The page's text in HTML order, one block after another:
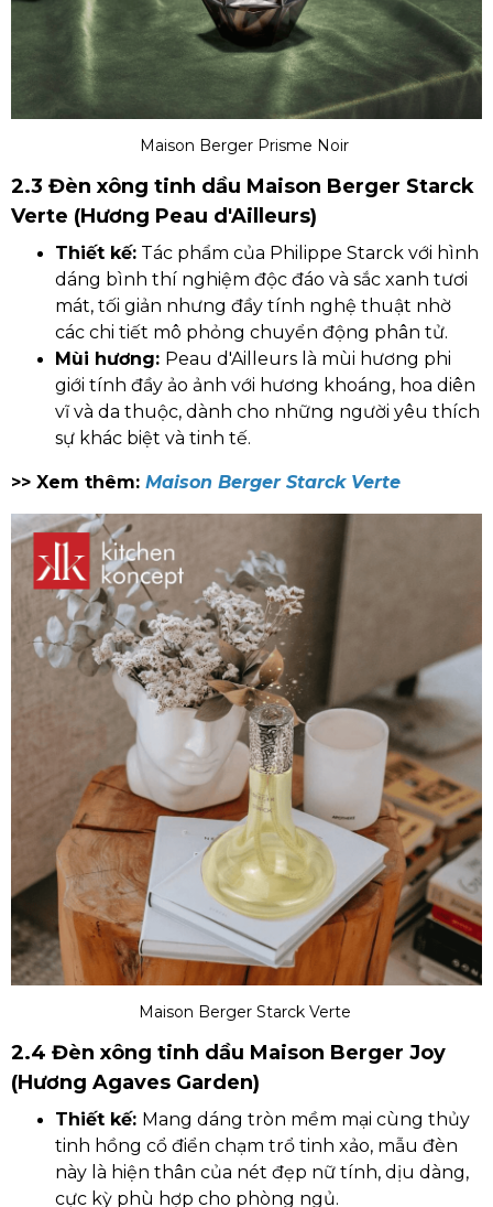
Maison Berger Prisme Noir
2.3 Đèn xông tinh dầu Maison Berger Starck
Verte (Hương Peau d'Ailleurs)
Thiết kế: Tác phẩm của Philippe Starck với hình
dáng bình thí nghiệm độc đáo và sắc xanh tươi
mát, tối giản nhưng đầy tính nghệ thuật nhờ
các chi tiết mô phỏng chuyển động phân tử.
Mùi hương: Peau d'Ailleurs là mùi hương phi
giới tính đầy ảo ảnh với hương khoáng, hoa diên
vĩ và da thuộc, dành cho những người yêu thích
sự khác biệt và tinh tế.
>> Xem thêm: Maison Berger Starck Verte
Maison Berger Starck Verte
2.4 Đèn xông tinh dầu Maison Berger Joy
(Hương Agaves Garden)
Thiết kế: Mang dáng tròn mềm mại cùng thủy
tinh hồng cổ điển chạm trổ tinh xảo, mẫu đèn
này là hiện thân của nét đẹp nữ tính, dịu dàng,
cực kỳ phù hợp cho phòng ngủ.